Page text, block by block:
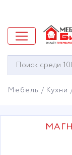
Окно
поиска
Мебель Кухни